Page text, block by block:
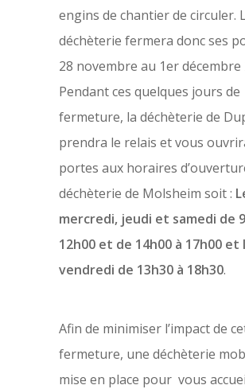
engins de chantier de circuler.
déchèterie fermera donc ses
28 novembre au 1er décembre
Pendant ces quelques jours de
fermeture, la déchèterie de
prendra le relais et vous
portes aux horaires
déchèterie de Molsheim soit :
mercredi, jeudi et samedi de
12h00 et de 14h00 à 17h00 et
vendredi de 13h30 à 18h30.
Afin de minimiser l’impact de
fermeture, une déchèterie
mise en place pour vous